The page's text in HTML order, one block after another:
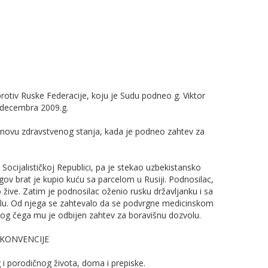
Ruske Federacije, koju je Sudu podneo g. Viktor
2009.g.
zdravstvenog stanja, kada je podneo zahtev za
Republici, pa je stekao uzbekistansko
brat je kupio kuću sa parcelom u Rusiji. Podnosilac,
Zatim je podnosilac oženio rusku državljanku i sa
Od njega se zahtevalo da se podvrgne medicinskom
čega mu je odbijen zahtev za boravišnu dozvolu.
porodičnog života, doma i prepiske.